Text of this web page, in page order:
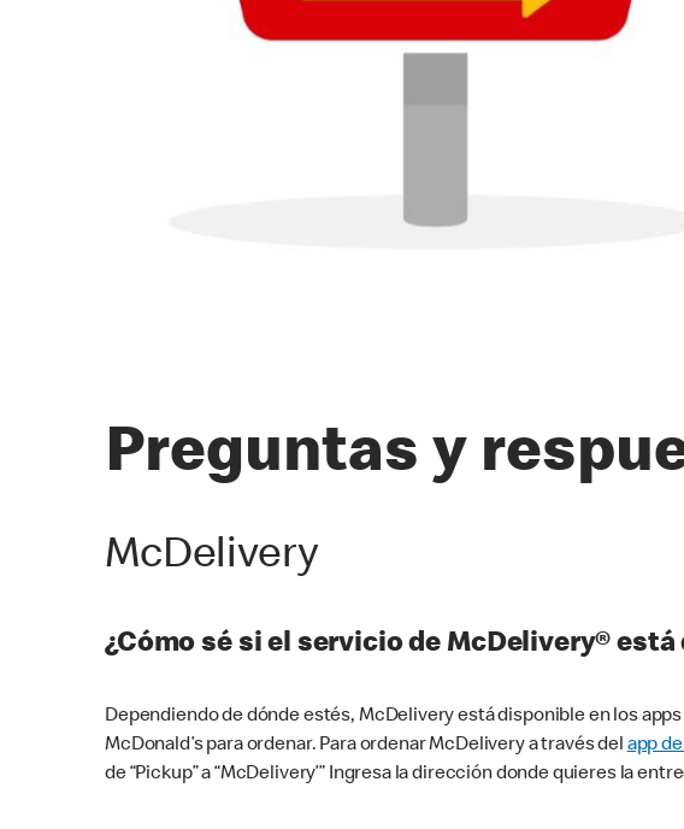
Preguntas y
McDelivery
¿Cómo sé si el servicio de McDelivery®
Dependiendo de dónde estés, McDelivery está disponible en los
McDonald’s para ordenar. Para ordenar McDelivery a través del app
de “Pickup” a “McDelivery’” Ingresa la dirección donde quieres la